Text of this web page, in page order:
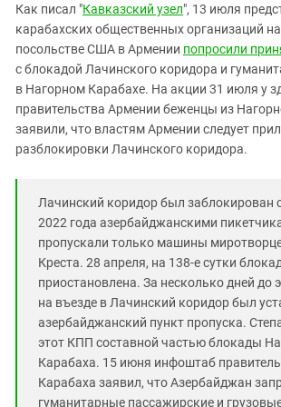
Южная Осетия
Южный Кавказ
ЮФО
Как писал "Кавказский узел", 13 июля
карабахских общественных организаций
посольстве США в Армении попросили
с блокадой Лачинского коридора и
в Нагорном Карабахе. На акции 31 июля у
правительства Армении беженцы из
заявили, что властям Армении следует
разблокировки Лачинского коридора.
Лачинский коридор был заблокирован
2022 года азербайджанскими
пропускали только машины
Креста. 28 апреля, на 138-е сутки
приостановлена. За несколько дней до
на въезде в Лачинский коридор был
азербайджанский пункт пропуска.
этот КПП составной частью блокады
Карабаха. 15 июня инфоштаб
Карабаха заявил, что Азербайджан
гуманитарные пассажирские и